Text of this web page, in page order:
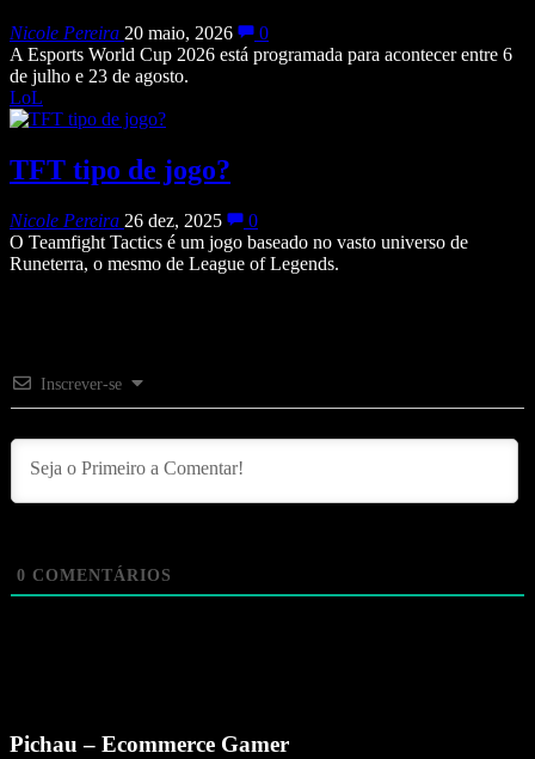
Nicole Pereira 20 maio, 2026
0
A Esports World Cup 2026 está programada para acontecer entre 6
de julho e 23 de agosto.
LoL
TFT tipo de jogo?
Nicole Pereira 26 dez, 2025
0
O Teamfight Tactics é um jogo baseado no vasto universo de
Runeterra, o mesmo de League of Legends.
Inscrever-se
0 COMENTÁRIOS
Pichau – Ecommerce Gamer